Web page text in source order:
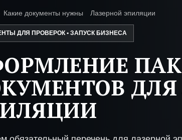
Какие документы нужны Лазерной эпиляции
ДЛЯ ПРОВЕРОК • ЗАПУСК БИЗНЕСА